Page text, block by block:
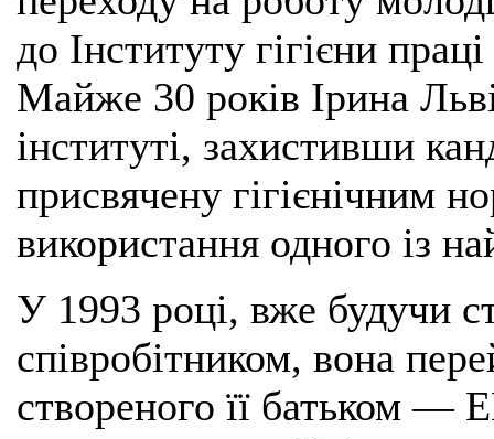
до Інституту гігієни
Майже 30 років Ірина
інституті, захистивши
присвячену гігієнічним
використання одного із
У 1993 році, вже будучи
співробітником, вона
створеного її батьком —